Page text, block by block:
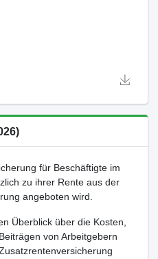
für Beschäftigte im
zu ihrer Rente aus der
angeboten wird.
Überblick über die Kosten,
von Arbeitgebern